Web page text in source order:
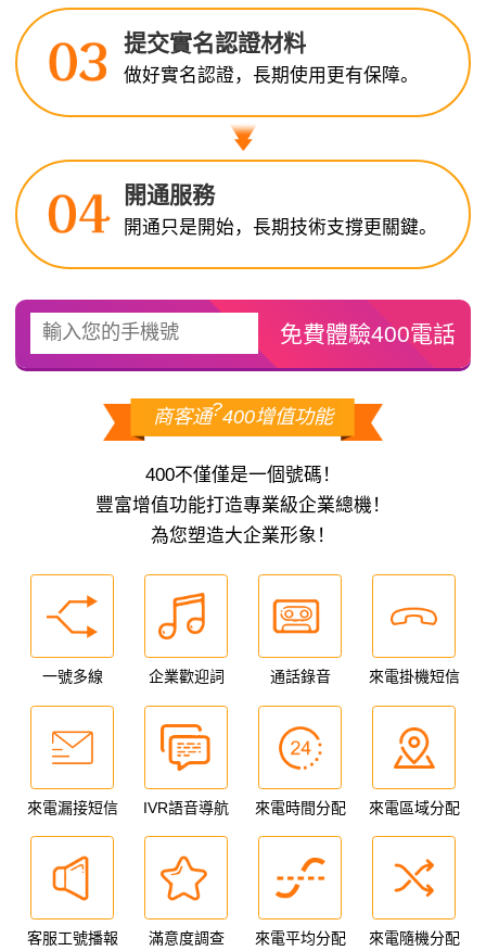
提交實名認證材料
做好實名認證，長期使用更有保障。
開通服務
開通只是開始，長期技術支撐更關鍵。
商客通?400增值功能
400不僅僅是一個號碼！
豐富增值功能打造專業級企業總機！
為您塑造大企業形象！
一號多線 企業歡迎詞 通話錄音 來電掛機短信
來電漏接短信 IVR語音導航 來電時間分配 來電區域分配
客服工號播報 滿意度調查 來電平均分配 來電隨機分配